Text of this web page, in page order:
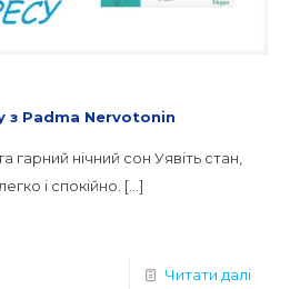
з Padma Nervotonin
гарний нічний сон Уявіть стан,
і спокійно. […]
Читати далі